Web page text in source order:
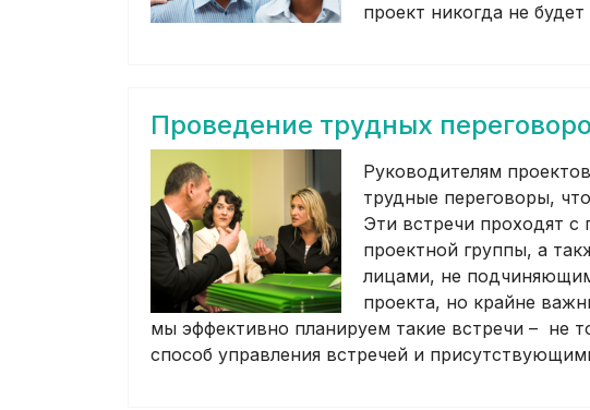
проект никогда не будет
Проведение трудных
Руководителям
трудные переговоры,
Эти встречи проходят
проектной группы, а
лицами, не
проекта, но крайне
мы эффективно планируем такие встречи – не
способ управления встречей и